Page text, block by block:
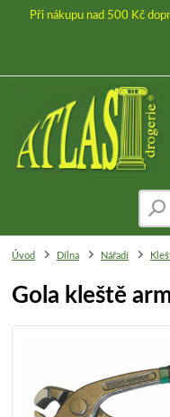
Při nákupu nad 500 Kč
Úvod Dílna Nářadí
Gola kleště